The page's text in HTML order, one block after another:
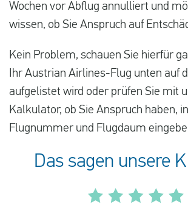
Wochen vor Abflug annulliert und
wissen, ob Sie Anspruch auf
Kein Problem, schauen Sie hierfür
Ihr Austrian Airlines-Flug unten auf
aufgelistet wird oder prüfen Sie mit
Kalkulator, ob Sie Anspruch haben,
Flugnummer und Flugdaum
Das sagen unsere